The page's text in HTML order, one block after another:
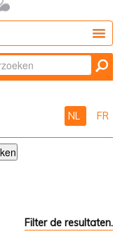
NL FR
Filter de resultaten.